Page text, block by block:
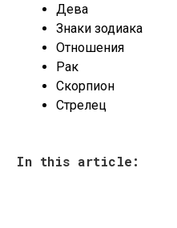
Дева
Знаки зодиака
Отношения
Рак
Скорпион
Стрелец
In this article: